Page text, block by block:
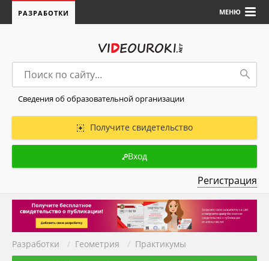
МЕНЮ
РАЗРАБОТКИ
Сведения об образовательной организации
Получите свидетельство
Вход
Регистрация
Разработки / Геометрия / Практикумы